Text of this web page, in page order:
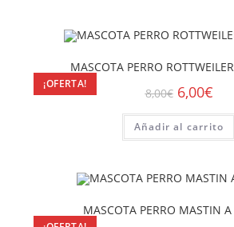
¡OFERTA!
MASCOTA PERRO
8,00€ 6,00€
Añadir al carrito
MASCOTA PERRO MASTIN